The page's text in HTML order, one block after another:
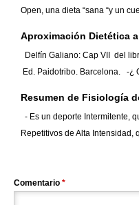
Open, una dieta “sana “y un
Aproximación Dietética
Delfín Galiano: Cap VII del
Ed. Paidotribo. Barcelona. -¿
Resumen de Fisiología
- Es un deporte Intermitente,
Repetitivos de Alta Intensidad,
Comentario *